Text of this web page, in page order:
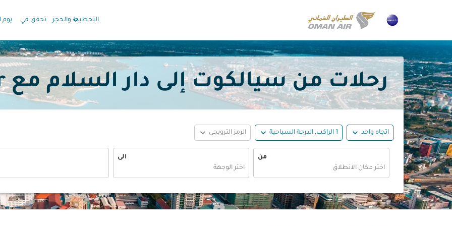
التخطيط والحجز
keyboard_arrow_down تحقق في يوم
رحلات من سيالكوت إلى دار السلام مع Oman Air بدءًا
اتجاه واحد expand_more 1 الراكب, الدرجة السياحية expand_more الرمز الترويجي expand_more
من الى